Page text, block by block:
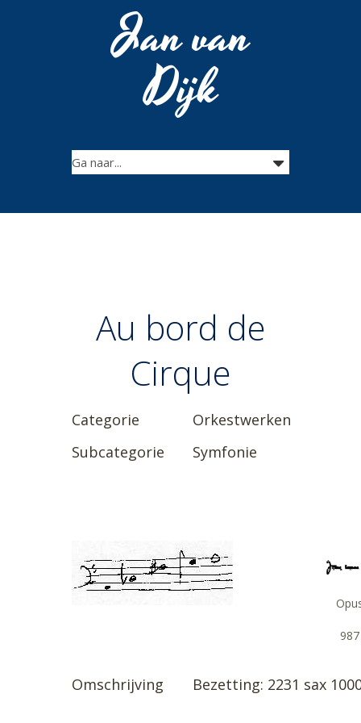
Jan van
Dijk
Au bord de
Cirque
Categorie
Orkestwerken
Subcategorie
Symfonie
987
Omschrijving Bezetting: 2231 sax